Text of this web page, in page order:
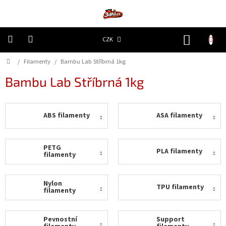
CZK
díly
ceny
Domů
/ Filamenty / Bambu Lab Stříbrná 1kg
Bambu Lab Stříbrná 1kg
ABS filamenty ASA filamenty
PETG
filamenty PLA filamenty
Nylon
filamenty TPU filamenty
Pevnostní Support